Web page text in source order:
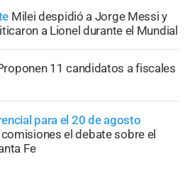
Milei despidió a Jorge Messi y
a Lionel durante el Mundial
11 candidatos a fiscales
para el 20 de agosto
el debate sobre el
Fe